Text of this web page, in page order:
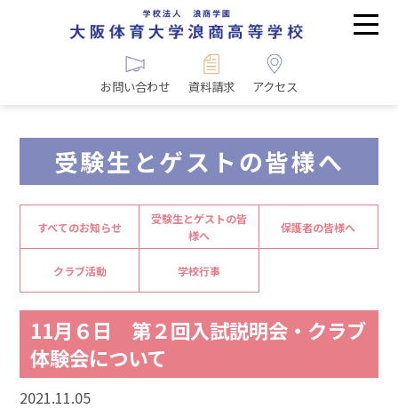
お問い合わせ 資料請求 アクセス
受験生とゲストの皆様へ
すべてのお知らせ
受験生とゲストの皆
様へ
保護者の皆様へ
クラブ活動 学校行事
11月６日 第２回入試説明会・クラブ
体験会について
2021.11.05